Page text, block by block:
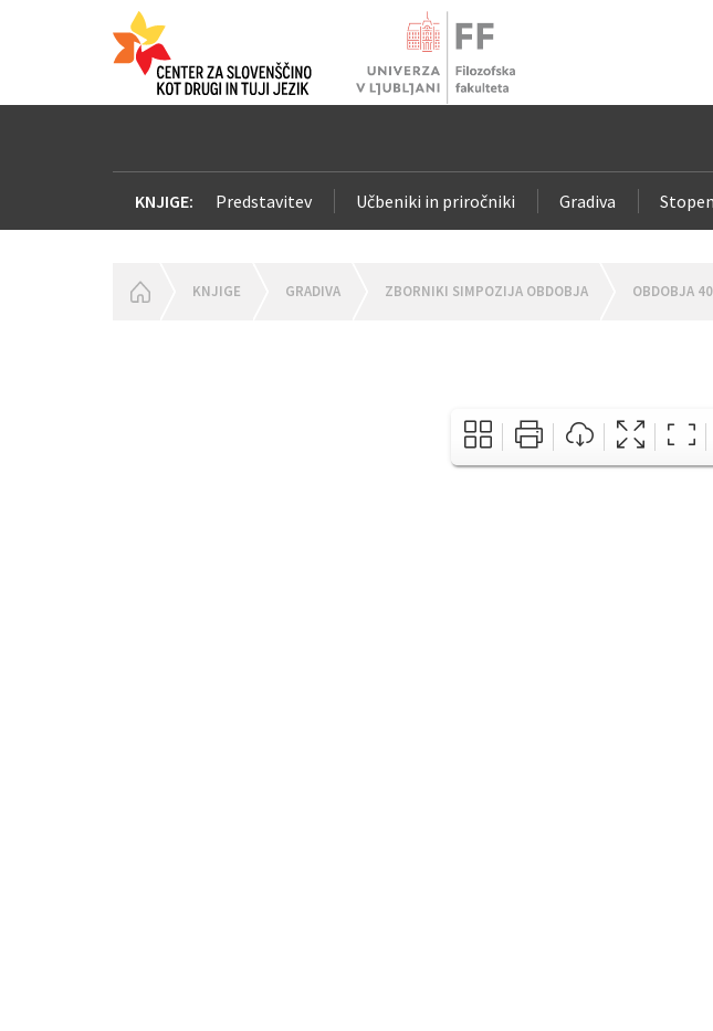
KNJIGE: Predstavitev Učbeniki in priročniki Gradiva
HOMEPAGE
KNJIGE GRADIVA ZBORNIKI SIMPOZIJA OBDOBJA OBDOBJA